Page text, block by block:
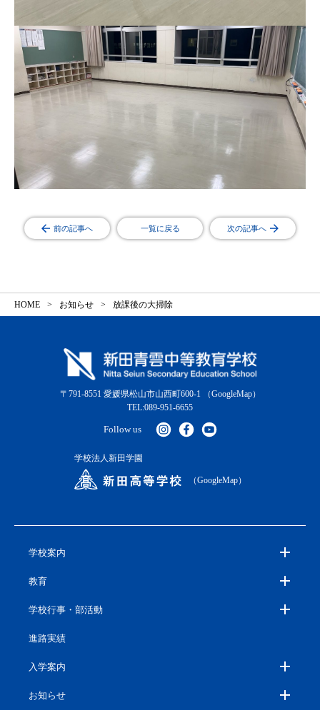
前の記事へ 一覧に戻る 次の記事へ
HOME お知らせ 放課後の大掃除
〒791-8551 愛媛県松山市山西町600-1
（GoogleMap）
TEL:089-951-6655
Follow us
学校法人新田学園
（GoogleMap）
学校案内
教育
学校行事・部活動
進路実績
入学案内
お知らせ